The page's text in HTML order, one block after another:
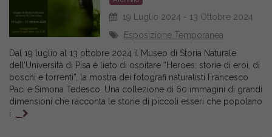
19 Luglio 2024 - 13 Ottobre 2024
Esposizione Temporanea
Dal 19 luglio al 13 ottobre 2024 il Museo di Storia Naturale
dell’Università di Pisa è lieto di ospitare “Heroes: storie di eroi, di
boschi e torrenti”, la mostra dei fotografi naturalisti Francesco
Paci e Simona Tedesco. Una collezione di 60 immagini di grandi
dimensioni che racconta le storie di piccoli esseri che popolano
i